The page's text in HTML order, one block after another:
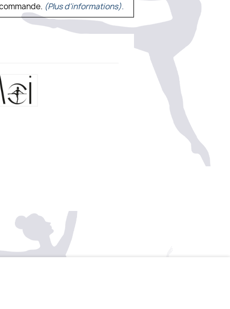
(Plus d'informations).